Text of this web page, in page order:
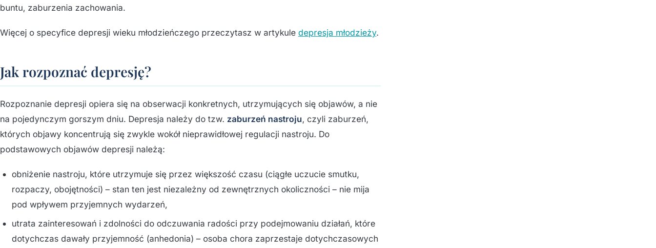
buntu, zaburzenia zachowania.
Więcej o specyfice depresji wieku młodzieńczego przeczytasz w artykule depresja młodzieży.
Jak rozpoznać depresję?
Rozpoznanie depresji opiera się na obserwacji konkretnych, utrzymujących się objawów, a nie
na pojedynczym gorszym dniu. Depresja należy do tzw. zaburzeń nastroju, czyli zaburzeń,
których objawy koncentrują się zwykle wokół nieprawidłowej regulacji nastroju. Do
podstawowych objawów depresji należą:
obniżenie nastroju, które utrzymuje się przez większość czasu (ciągłe uczucie smutku,
rozpaczy, obojętności) – stan ten jest niezależny od zewnętrznych okoliczności – nie mija
pod wpływem przyjemnych wydarzeń,
utrata zainteresowań i zdolności do odczuwania radości przy podejmowaniu działań, które
dotychczas dawały przyjemność (anhedonia) – osoba chora zaprzestaje dotychczasowych